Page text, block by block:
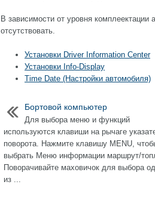
В зависимости от уровня
отсутствовать.
Установки Driver Information Center
Установки Info-Display
Time Date (Настройки автомобиля)
Бортовой компьютер
Для выбора меню и функций
используются клавиши на рычаге
поворота. Нажмите клавишу MENU,
выбрать Меню информации маршрут/
Поворачивайте маховичок для выбора
из ...